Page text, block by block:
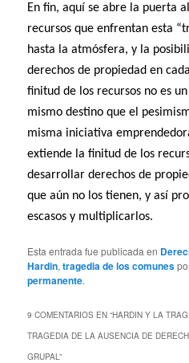
En fin, aquí se abre la puerta
recursos que enfrentan esta
hasta la atmósfera, y la
derechos de propiedad en
finitud de los recursos no es
mismo destino que el
misma iniciativa
extiende la finitud de los
desarrollar derechos de
que aún no los tienen, y así
escasos y multiplicarlos.
Esta entrada fue publicada en
Hardin,tragedia de los comunes
permanente.
9 COMENTARIOS EN “HARDIN Y LA
TRAGEDIA DE LA AUSENCIA DE
GRUPAL”